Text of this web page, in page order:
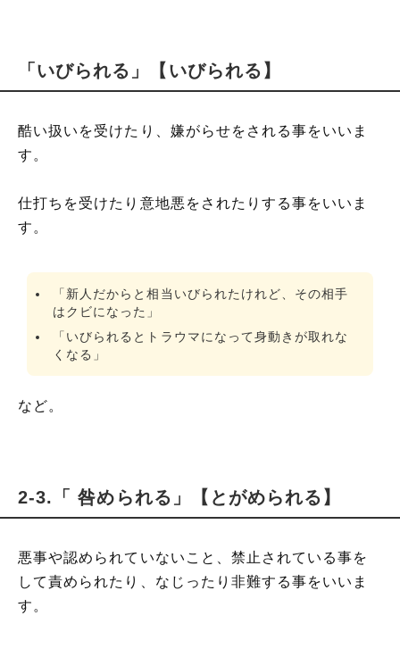
「いびられる」【いびられる】
酷い扱いを受けたり、嫌がらせをされる事をいいま
す。
仕打ちを受けたり意地悪をされたりする事をいいま
す。
「新人だからと相当いびられたけれど、その相手
はクビになった」
「いびられるとトラウマになって身動きが取れな
くなる」
など。
2-3.「 咎められる」【とがめられる】
悪事や認められていないこと、禁止されている事を
して責められたり、なじったり非難する事をいいま
す。